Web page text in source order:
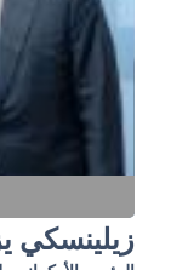
زيلينسكي